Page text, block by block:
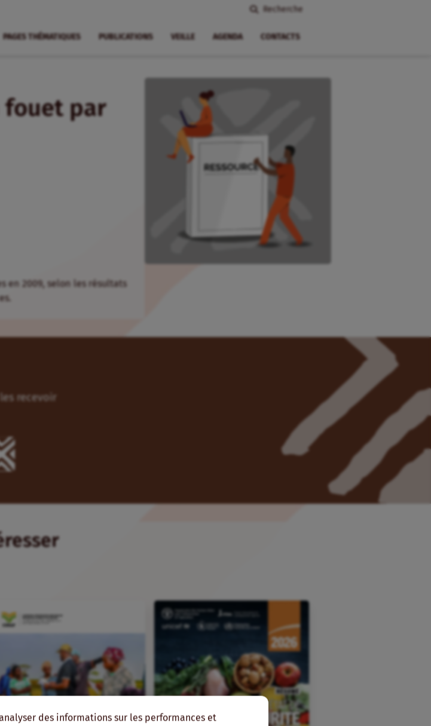
des informations sur les performances et
Recherche
PAGES THÉMATIQUES PUBLICATIONS VEILLE AGENDA CONTACTS
fouet par
en 2009, selon les ré­sul­tats
recevoir